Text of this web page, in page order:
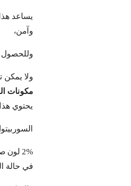
يساعد
وآمن،
وللحصول
ولا يمكن
مكونات
يحتوي
2% لون صناعي أصفر، مالتودكسترين، دكستروز، وسترات المغنسيوم.
في حالة